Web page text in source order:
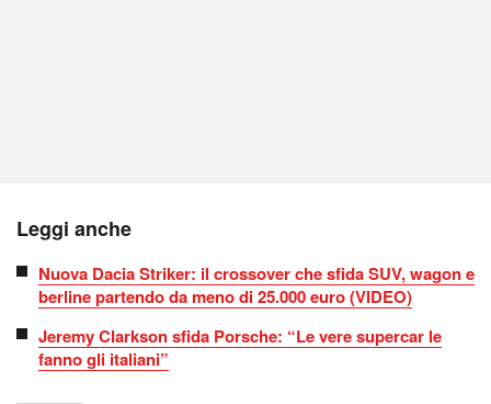
Leggi anche
Nuova Dacia Striker: il crossover che sfida SUV, wagon e
berline partendo da meno di 25.000 euro (VIDEO)
Jeremy Clarkson sfida Porsche: “Le vere supercar le
fanno gli italiani”